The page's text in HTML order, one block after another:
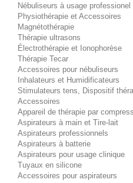
Nébuliseurs à usage
Physiothérapie et Accessoires
Magnétothérapie
Thérapie ultrasons
Électrothérapie et Ionophorèse
Thérapie Tecar
Accessoires pour nébuliseurs
Inhalateurs et Humidificateurs
Stimulateurs tens, Dispositif
Accessoires
Appareil de thérapie par
Aspirateurs à main et Tire-lait
Aspirateurs professionnels
Aspirateurs à batterie
Aspirateurs pour usage clinique
Tuyaux en silicone
Accessoires pour aspirateurs